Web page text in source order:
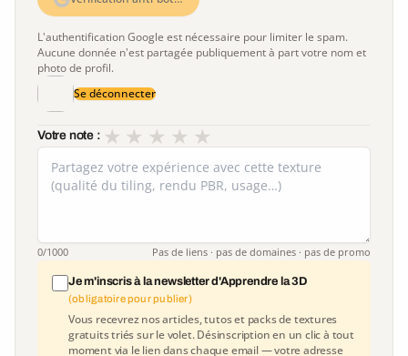
L'authentification Google est nécessaire pour limiter le spam.
Aucune donnée n'est partagée publiquement à part votre nom et
photo de profil.
Se déconnecter
Votre note : ★
★
★
★
★
0/1000 Pas de liens · pas de domaines · pas de promo
Je m'inscris à la newsletter d'Apprendre la 3D
(obligatoire pour publier)
Vous recevrez nos articles, tutos et packs de textures
gratuits triés sur le volet. Désinscription en un clic à tout
moment via le lien dans chaque email — votre adresse